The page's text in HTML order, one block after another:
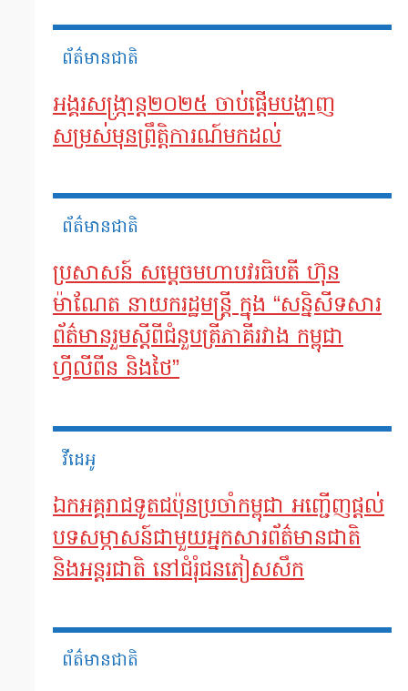
ព័ត៌មានជាតិ
អង្គរសង្ក្រាន្ត២០២៥ ចាប់ផ្តើមបង្ហាញ
សម្រស់មុនព្រឹត្តិការណ៍មកដល់
ព័ត៌មានជាតិ
ប្រសាសន៍ សម្តេចមហាបវរធិបតី ហ៊ុន
ម៉ាណែត នាយករដ្ឋមន្ត្រី ក្នុង “សន្និសីទសារ
ព័ត៌មានរួមស្តីពីជំនួបត្រីភាគីរវាង កម្ពុជា
ហ្វីលីពីន​ និងថៃ”
វីដេអូ
ឯកអគ្គរាជទូតជប៉ុនប្រចាំកម្ពុជា អញ្ជើញផ្តល់
បទសម្ភាសន៍ជាមួយអ្នកសារព័ត៌មានជាតិ
និងអន្តរជាតិ ​នៅជំរុំ​​ជនភៀសសឹក
ព័ត៌មានជាតិ